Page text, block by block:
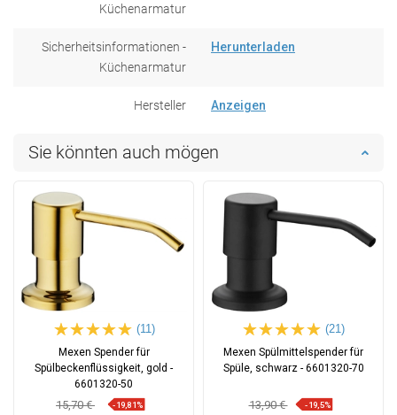
Küchenarmatur
Sicherheitsinformationen -
Küchenarmatur
Herunterladen
Hersteller Anzeigen
Sie könnten auch mögen
(11)
Mexen Spender für
Spülbeckenflüssigkeit, gold -
6601320-50
15,70 € -19,81%
(21)
Mexen Spülmittelspender für
Spüle, schwarz - 6601320-70
13,90 € -19,5%